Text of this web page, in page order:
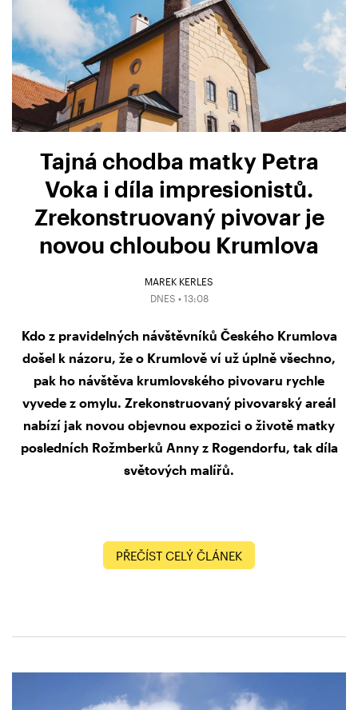
Tajná chodba matky Petra
Voka i díla impresionistů.
Zrekonstruovaný pivovar je
novou chloubou Krumlova
MAREK KERLES
DNES • 13:08
Kdo z pravidelných návštěvníků Českého Krumlova
došel k názoru, že o Krumlově ví už úplně všechno,
pak ho návštěva krumlovského pivovaru rychle
vyvede z omylu. Zrekonstruovaný pivovarský areál
nabízí jak novou objevnou expozici o životě matky
posledních Rožmberků Anny z Rogendorfu, tak díla
světových malířů.
PŘEČÍST CELÝ ČLÁNEK